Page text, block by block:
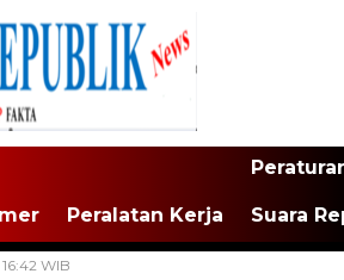
Peralatan Kerja Suara
WIB